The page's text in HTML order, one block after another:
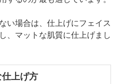
い場合は、仕上げにフェイス
、マットな肌質に仕上げまし
上げ方